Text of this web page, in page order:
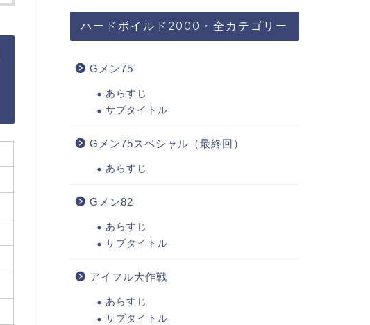
ハードボイルド2000・全カテゴリー
Gメン75
あらすじ
サブタイトル
Gメン75スペシャル（最終回）
あらすじ
Gメン82
あらすじ
サブタイトル
アイフル大作戦
あらすじ
サブタイトル